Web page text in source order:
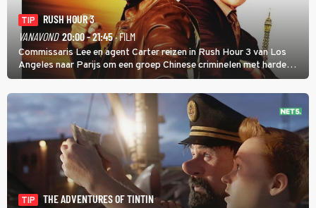
TIP
RUSH HOUR 3
VANAVOND 20:00 - 21:45· FILM
Commissaris Lee en agent Carter reizen in Rush Hour 3 van Los
Angeles naar Parijs om een groep Chinese criminelen met harde
hand aan te pakken.
TIP
THE ADVENTURES OF TINTIN